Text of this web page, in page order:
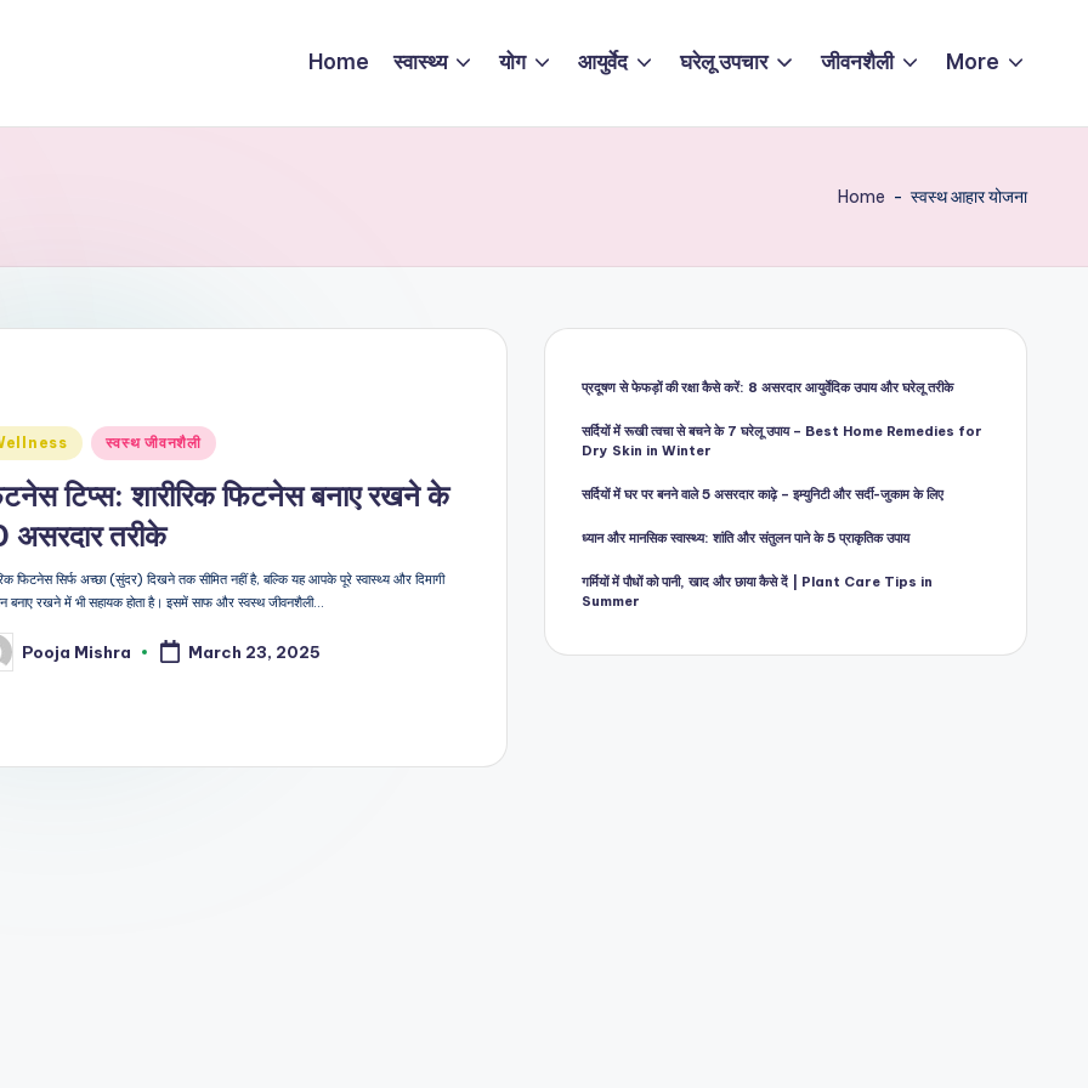
Home स्वास्थ्य योग आयुर्वेद घरेलू उपचार जीवनशैली More
Home - स्वस्थ आहार योजना
स्वस्थ जीवनशैली
टिप्स: शारीरिक फिटनेस बनाए रखने के
असरदार तरीके
फिटनेस सिर्फ अच्छा (सुंदर) दिखने तक सीमित नहीं है, बल्कि यह आपके पूरे स्वास्थ्य और दिमागी
बनाए रखने में भी सहायक होता है। इसमें साफ और स्वस्थ जीवनशैली…
Pooja Mishra March 23, 2025
प्रदूषण से फेफड़ों की रक्षा कैसे करें: 8 असरदार आयुर्वेदिक उपाय और घरेलू तरीके
सर्दियों में रूखी त्वचा से बचने के 7 घरेलू उपाय – Best Home Remedies for
Dry Skin in Winter
सर्दियों में घर पर बनने वाले 5 असरदार काढ़े – इम्युनिटी और सर्दी-जुकाम के लिए
ध्यान और मानसिक स्वास्थ्य: शांति और संतुलन पाने के 5 प्राकृतिक उपाय
गर्मियों में पौधों को पानी, खाद और छाया कैसे दें | Plant Care Tips in
Summer